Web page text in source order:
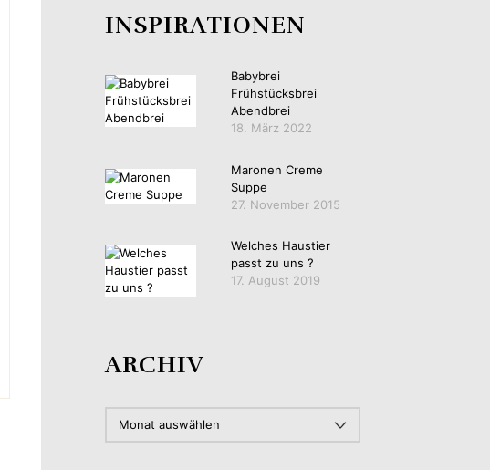
INSPIRATIONEN
Babybrei
Frühstücksbrei
Abendbrei
18. März 2022
Maronen Creme
Suppe
27. November 2015
Welches Haustier
passt zu uns ?
17. August 2019
ARCHIV